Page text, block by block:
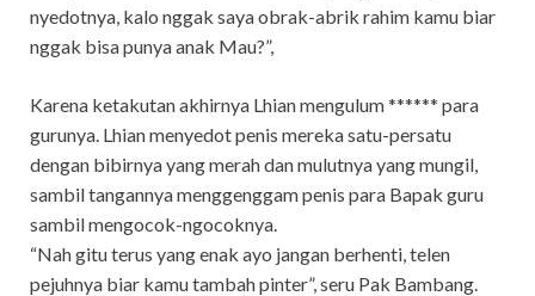
nyedotnya, kalo nggak saya obrak-abrik rahim kamu biar
nggak bisa punya anak Mau?”,
Karena ketakutan akhirnya Lhian mengulum ****** para
gurunya. Lhian menyedot penis mereka satu-persatu
dengan bibirnya yang merah dan mulutnya yang mungil,
sambil tangannya menggenggam penis para Bapak guru
sambil mengocok-ngocoknya.
“Nah gitu terus yang enak ayo jangan berhenti, telen
pejuhnya biar kamu tambah pinter”, seru Pak Bambang.